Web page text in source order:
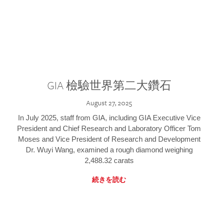
GIA 檢驗世界第二大鑽石
August 27, 2025
In July 2025, staff from GIA, including GIA Executive Vice
President and Chief Research and Laboratory Officer Tom
Moses and Vice President of Research and Development
Dr. Wuyi Wang, examined a rough diamond weighing
2,488.32 carats
続きを読む